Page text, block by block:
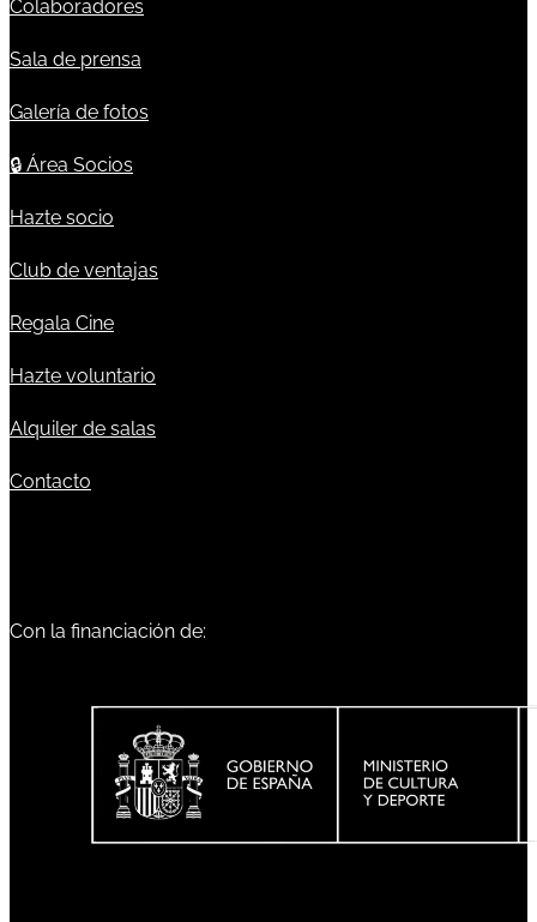
Colaboradores
Sala de prensa
Galería de fotos
🔒 Área Socios
Hazte socio
Club de ventajas
Regala Cine
Hazte voluntario
Alquiler de salas
Contacto
Con la financiación de: